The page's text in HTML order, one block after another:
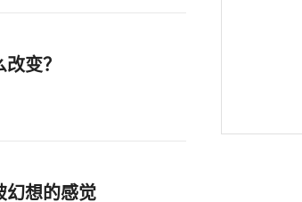
变？
幻想的感觉